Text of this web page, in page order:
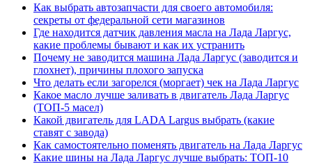
Как выбрать автозапчасти для своего автомобиля:
секреты от федеральной сети магазинов
Где находится датчик давления масла на Лада Ларгус,
какие проблемы бывают и как их устранить
Почему не заводится машина Лада Ларгус (заводится и
глохнет), причины плохого запуска
Что делать если загорелся (моргает) чек на Лада Ларгус
Какое масло лучше заливать в двигатель Лада Ларгус
(ТОП-5 масел)
Какой двигатель для LADA Largus выбрать (какие
ставят с завода)
Как самостоятельно поменять двигатель на Лада Ларгус
Какие шины на Лада Ларгус лучше выбрать: ТОП-10